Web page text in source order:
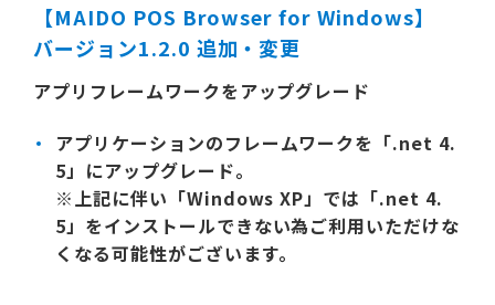
【MAIDO POS Browser for Windows】
バージョン1.2.0 追加・変更
アプリフレームワークをアップグレード
アプリケーションのフレームワークを「.net 4.
5」にアップグレード。
※上記に伴い「Windows XP」では「.net 4.
5」をインストールできない為ご利用いただけな
くなる可能性がございます。